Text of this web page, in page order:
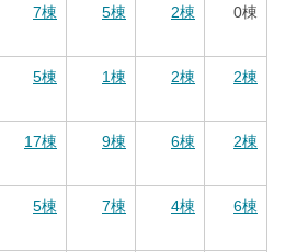
7棟 5棟 2棟 0棟
5棟 1棟 2棟 2棟
17棟 9棟 6棟 2棟
5棟 7棟 4棟 6棟